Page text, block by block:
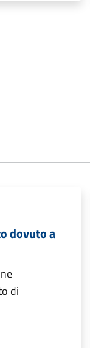
dovuto a
di